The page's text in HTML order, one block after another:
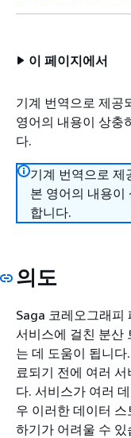
이 페이지에서
기계 번역으로 제공
영어의 내용이 상충
다.
기계 번역으로 제
본 영어의 내용이
합니다.
의도
Saga 코레오그래피
서비스에 걸친 분산
는 데 도움이 됩니
료되기 전에 여러
다. 서비스가 여러
우 이러한 데이터
하기가 어려울 수 있